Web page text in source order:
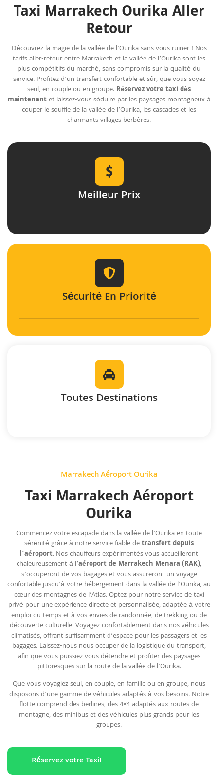
Taxi Marrakech Ourika Aller
Retour
Découvrez la magie de la vallée de l’Ourika sans vous ruiner ! Nos
tarifs aller-retour entre Marrakech et la vallée de l’Ourika sont les
plus compétitifs du marché, sans compromis sur la qualité du
service. Profitez d’un transfert confortable et sûr, que vous soyez
seul, en couple ou en groupe. Réservez votre taxi dès
maintenantet laissez-vous séduire par les paysages montagneux à
couper le souffle de la vallée de l’Ourika, les cascades et les
charmants villages berbères.
Meilleur Prix
Sécurité En Priorité
Toutes Destinations
Marrakech Aéroport Ourika
Taxi Marrakech Aéroport
Ourika
Commencez votre escapade dans la vallée de l’Ourika en toute
sérénité grâce à notre service fiable detransfert depuis
l’aéroport. Nos chauffeurs expérimentés vous accueilleront
chaleureusement à l’aéroport de Marrakech Menara (RAK),
s’occuperont de vos bagages et vous assureront un voyage
confortable jusqu’à votre hébergement dans la vallée de l’Ourika, au
cœur des montagnes de l’Atlas. Optez pour notre service de taxi
privé pour une expérience directe et personnalisée, adaptée à votre
emploi du temps et à vos envies de randonnée, de trekking ou de
découverte culturelle. Voyagez confortablement dans nos véhicules
climatisés, offrant suffisamment d’espace pour les passagers et les
bagages. Laissez-nous nous occuper de la logistique du transport,
afin que vous puissiez vous détendre et profiter des paysages
pittoresques sur la route de la vallée de l’Ourika.
Que vous voyagiez seul, en couple, en famille ou en groupe, nous
disposons d’une gamme de véhicules adaptés à vos besoins. Notre
flotte comprend des berlines, des 4×4 adaptés aux routes de
montagne, des minibus et des véhicules plus grands pour les
groupes.
Réservez votre Taxi!